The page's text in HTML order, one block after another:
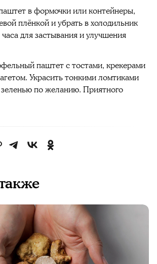
в формочки или контейнеры,
плёнкой и убрать в холодильник
для застывания и улучшения
паштет с тостами, крекерами
Украсить тонкими ломтиками
по желанию. Приятного